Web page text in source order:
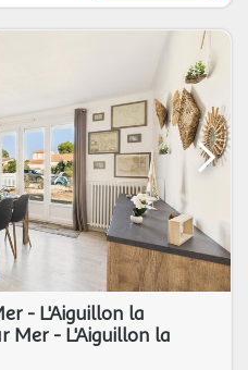
- L'Aiguillon la
Mer - L'Aiguillon la